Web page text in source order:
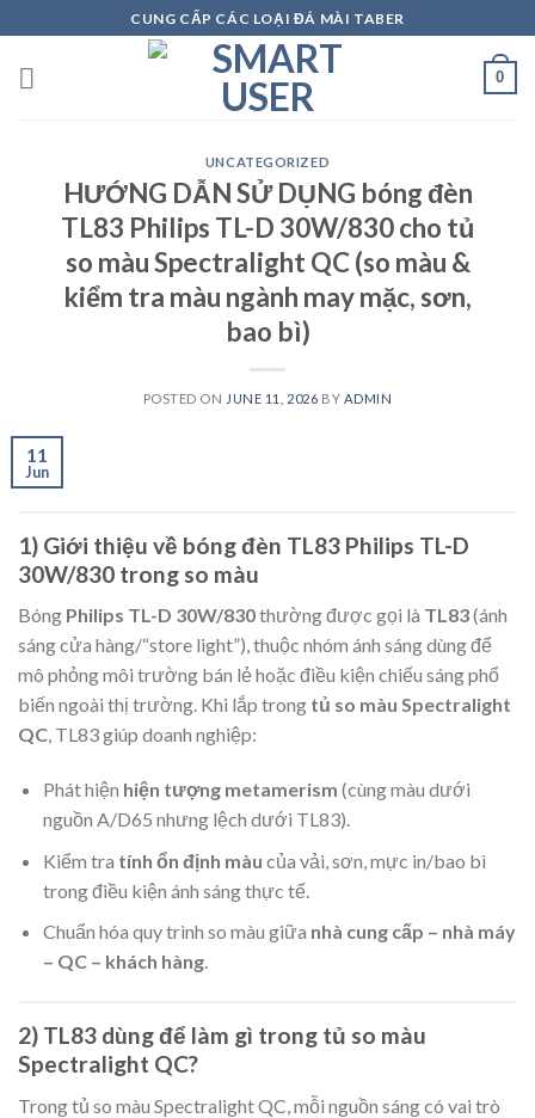
to
content
CUNG CẤP CÁC LOẠI ĐÁ MÀI TABER
0
UNCATEGORIZED
HƯỚNG DẪN SỬ DỤNG bóng đèn
TL83 Philips TL-D 30W/830 cho tủ
so màu Spectralight QC (so màu &
kiểm tra màu ngành may mặc, sơn,
bao bì)
POSTED ON JUNE 11, 2026 BY ADMIN
11
Jun
1) Giới thiệu về bóng đèn TL83 Philips TL-D
30W/830 trong so màu
Bóng Philips TL-D 30W/830thường được gọi là TL83(ánh
sáng cửa hàng/“store light”), thuộc nhóm ánh sáng dùng để
mô phỏng môi trường bán lẻ hoặc điều kiện chiếu sáng phổ
biến ngoài thị trường. Khi lắp trong tủ so màu Spectralight
QC, TL83 giúp doanh nghiệp:
Phát hiện hiện tượng metamerism (cùng màu dưới
nguồn A/D65 nhưng lệch dưới TL83).
Kiểm tra tính ổn định màu của vải, sơn, mực in/bao bì
trong điều kiện ánh sáng thực tế.
Chuẩn hóa quy trình so màu giữa nhà cung cấp – nhà máy
– QC – khách hàng.
2) TL83 dùng để làm gì trong tủ so màu
Spectralight QC?
Trong tủ so màu Spectralight QC, mỗi nguồn sáng có vai trò